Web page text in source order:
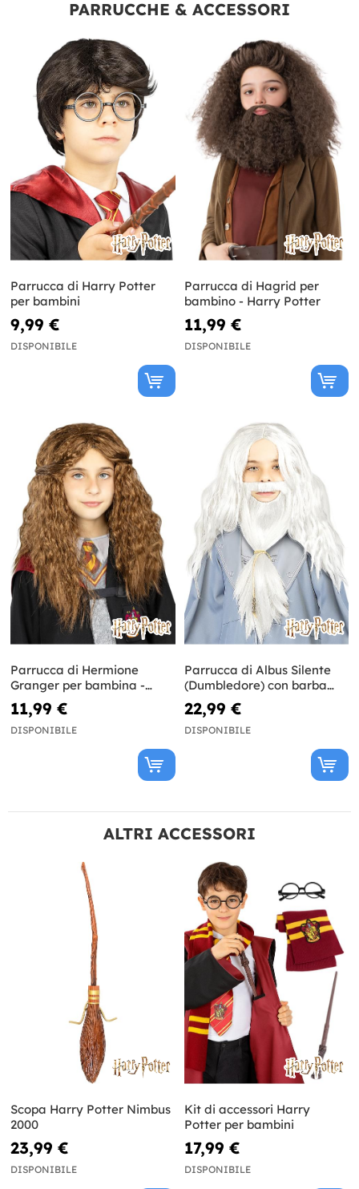
PARRUCCHE & ACCESSORI
Parrucca di Harry Potter
per bambini
9,99 €
DISPONIBILE
Parrucca di Hagrid per
bambino - Harry Potter
11,99 €
DISPONIBILE
Parrucca di Hermione
Granger per bambina -
Harry Potter
11,99 €
DISPONIBILE
Parrucca di Albus Silente
(Dumbledore) con barba
per bambini - Harry Potter
22,99 €
DISPONIBILE
ALTRI ACCESSORI
Scopa Harry Potter Nimbus
2000
23,99 €
DISPONIBILE
Kit di accessori Harry
Potter per bambini
17,99 €
DISPONIBILE